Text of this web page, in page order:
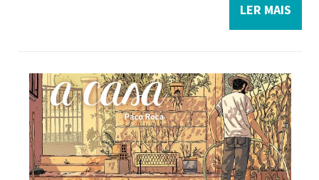
LER MAIS